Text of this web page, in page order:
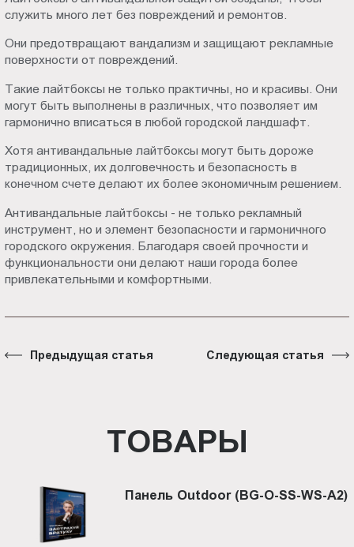
служить много лет без повреждений и ремонтов.
Они предотвращают вандализм и защищают рекламные
поверхности от повреждений.
Такие лайтбоксы не только практичны, но и красивы. Они
могут быть выполнены в различных, что позволяет им
гармонично вписаться в любой городской ландшафт.
Хотя антивандальные лайтбоксы могут быть дороже
традиционных, их долговечность и безопасность в
конечном счете делают их более экономичным решением.
Антивандальные лайтбоксы - не только рекламный
инструмент, но и элемент безопасности и гармоничного
городского окружения. Благодаря своей прочности и
функциональности они делают наши города более
привлекательными и комфортными.
Предыдущая статья Следующая статья
ТОВАРЫ
Панель Outdoor (BG-O-SS-WS-A2)